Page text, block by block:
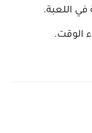
الوقت.